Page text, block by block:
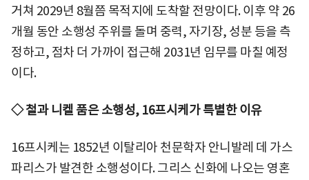
거쳐 2029년 8월쯤 목적지에 도착할 전망이다. 이후 약 26
개월 동안 소행성 주위를 돌며 중력, 자기장, 성분 등을 측
정하고, 점차 더 가까이 접근해 2031년 임무를 마칠 예정
이다.
◇ 철과 니켈 품은 소행성, 16프시케가 특별한 이유
16프시케는 1852년 이탈리아 천문학자 안니발레 데 가스
파리스가 발견한 소행성이다. 그리스 신화에 나오는 영혼